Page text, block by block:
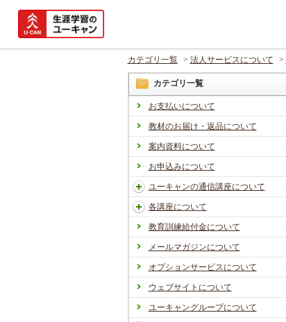
カテゴリ一覧 > 法人サービスについて >
カテゴリ一覧
お支払いについて
教材のお届け・返品について
案内資料について
お申込みについて
ユーキャンの通信講座について
各講座について
教育訓練給付金について
メールマガジンについて
オプションサービスについて
ウェブサイトについて
ユーキャングループについて